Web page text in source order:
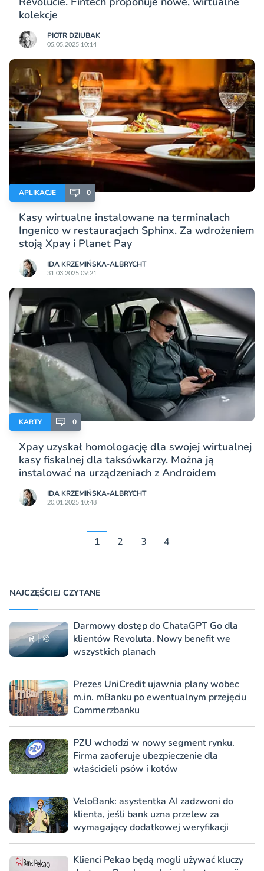
kolekcje
PIOTR DZIUBAK
05.05.2025 10:14
APLIKACJE 0
Kasy wirtualne instalowane na terminalach
Ingenico w restauracjach Sphinx. Za wdrożeniem
stoją Xpay i Planet Pay
IDA KRZEMIŃSKA-ALBRYCHT
31.03.2025 09:21
KARTY 0
Xpay uzyskał homologację dla swojej wirtualnej
kasy fiskalnej dla taksówkarzy. Można ją
instalować na urządzeniach z Androidem
IDA KRZEMIŃSKA-ALBRYCHT
20.01.2025 10:48
1 2 3 4
NAJCZĘŚCIEJ CZYTANE
Darmowy dostęp do ChataGPT Go dla
klientów Revoluta. Nowy benefit we
wszystkich planach
Prezes UniCredit ujawnia plany wobec
m.in. mBanku po ewentualnym przejęciu
Commerzbanku
PZU wchodzi w nowy segment rynku.
Firma zaoferuje ubezpieczenie dla
właścicieli psów i kotów
VeloBank: asystentka AI zadzwoni do
klienta, jeśli bank uzna przelew za
wymagający dodatkowej weryfikacji
Klienci Pekao będą mogli używać kluczy